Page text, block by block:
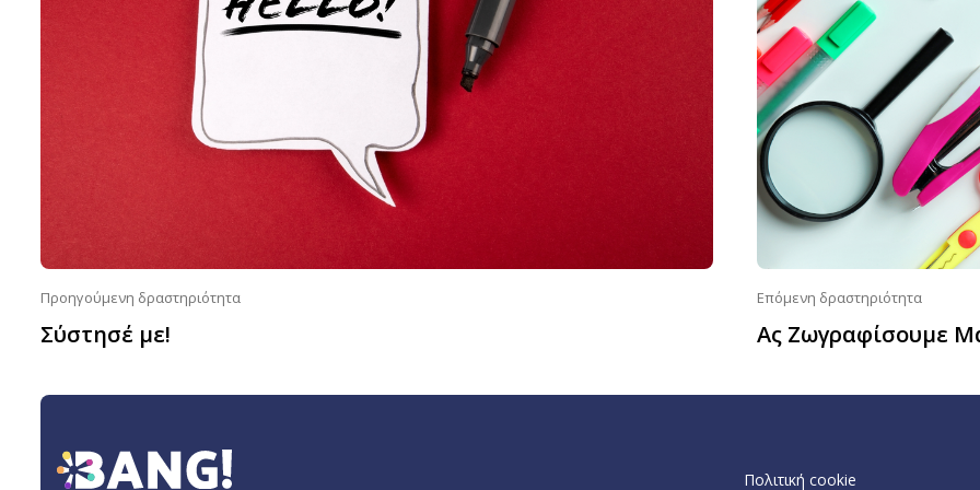
Προηγούμενη δραστηριότητα
Σύστησέ με!
Επόμενη δραστηριότητα
Ας Ζωγραφίσουμε
Πολιτική cookie